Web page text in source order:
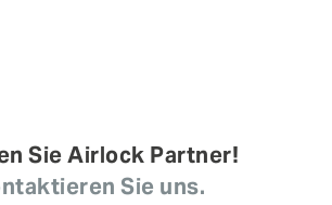
Sie Airlock Partner!
Sie uns.